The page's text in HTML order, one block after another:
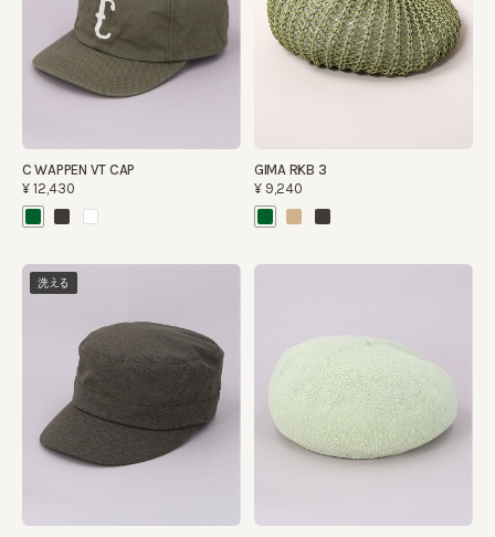
C WAPPEN VT CAP
¥12,430
GIMA RKB 3
¥9,240
洗える